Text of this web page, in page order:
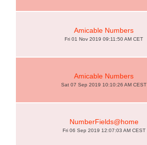
Amicable Numbers
Fri 01 Nov 2019 09:11:50 AM CET
Amicable Numbers
Sat 07 Sep 2019 10:10:26 AM CEST
NumberFields@home
Fri 06 Sep 2019 12:07:03 AM CEST